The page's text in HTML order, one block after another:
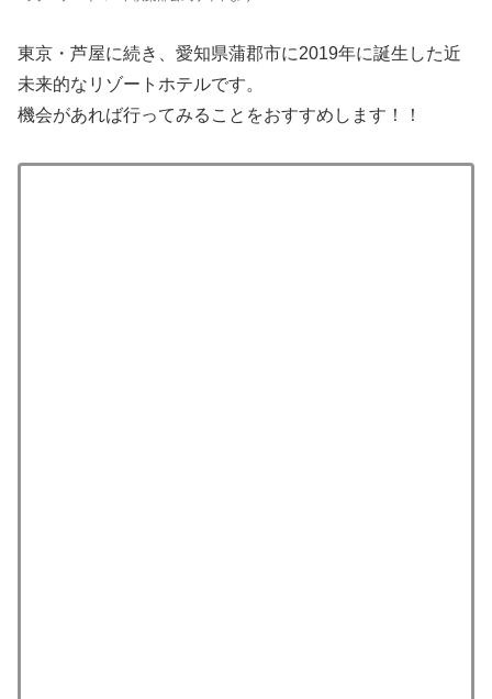
東京・芦屋に続き、愛知県蒲郡市に2019年に誕生した近
未来的なリゾートホテルです。
機会があれば行ってみることをおすすめします！！